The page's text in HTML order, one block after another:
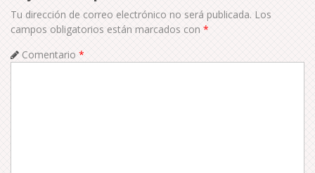
n
a
Tu dirección de correo electrónico no será publicada. Los
campos obligatorios están marcados con *
Comentario *